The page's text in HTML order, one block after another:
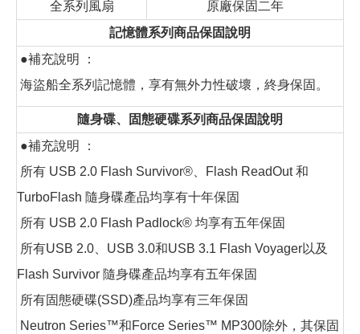
全系列風扇
原廠保固二年
記憶體系列商品保固說明
●補充說明 ：
海盜船全系列記憶體，享有無外力性破壞，終身保固。
隨身碟、固態硬碟系列商品保固說明
●補充說明 ：
所有 USB 2.0 Flash Survivor®、Flash ReadOut 和
TurboFlash 隨身碟產品均享有十年保固
所有 USB 2.0 Flash Padlock® 均享有五年保固
所有USB 2.0、USB 3.0和USB 3.1 Flash Voyager以及
Flash Survivor 隨身碟產品均享有五年保固
所有固態硬碟(SSD)產品均享有三年保固
Neutron Series™和Force Series™ MP300除外，其保固